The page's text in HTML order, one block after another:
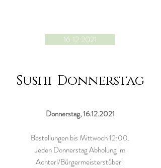
16.12.2021
Sushi-Donnerstag
Donnerstag,16.12.2021
Bestellungen bis Mittwoch 12:00.
Jeden Donnerstag Abholung im
Achterl/Bürgermeisterstüberl